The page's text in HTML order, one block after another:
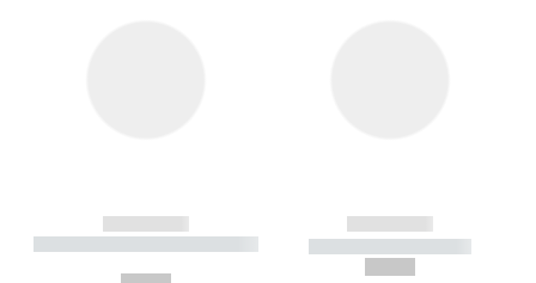
------------
----------- ----------- --------
------------
----------- -----------